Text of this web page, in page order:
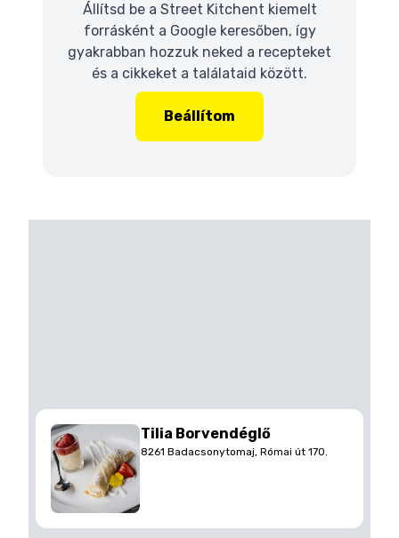
Állítsd be a Street Kitchent kiemelt
forrásként a Google keresőben, így
gyakrabban hozzuk neked a recepteket
és a cikkeket a találataid között.
Beállítom
Tilia Borvendéglő
8261 Badacsonytomaj, Római út 170.